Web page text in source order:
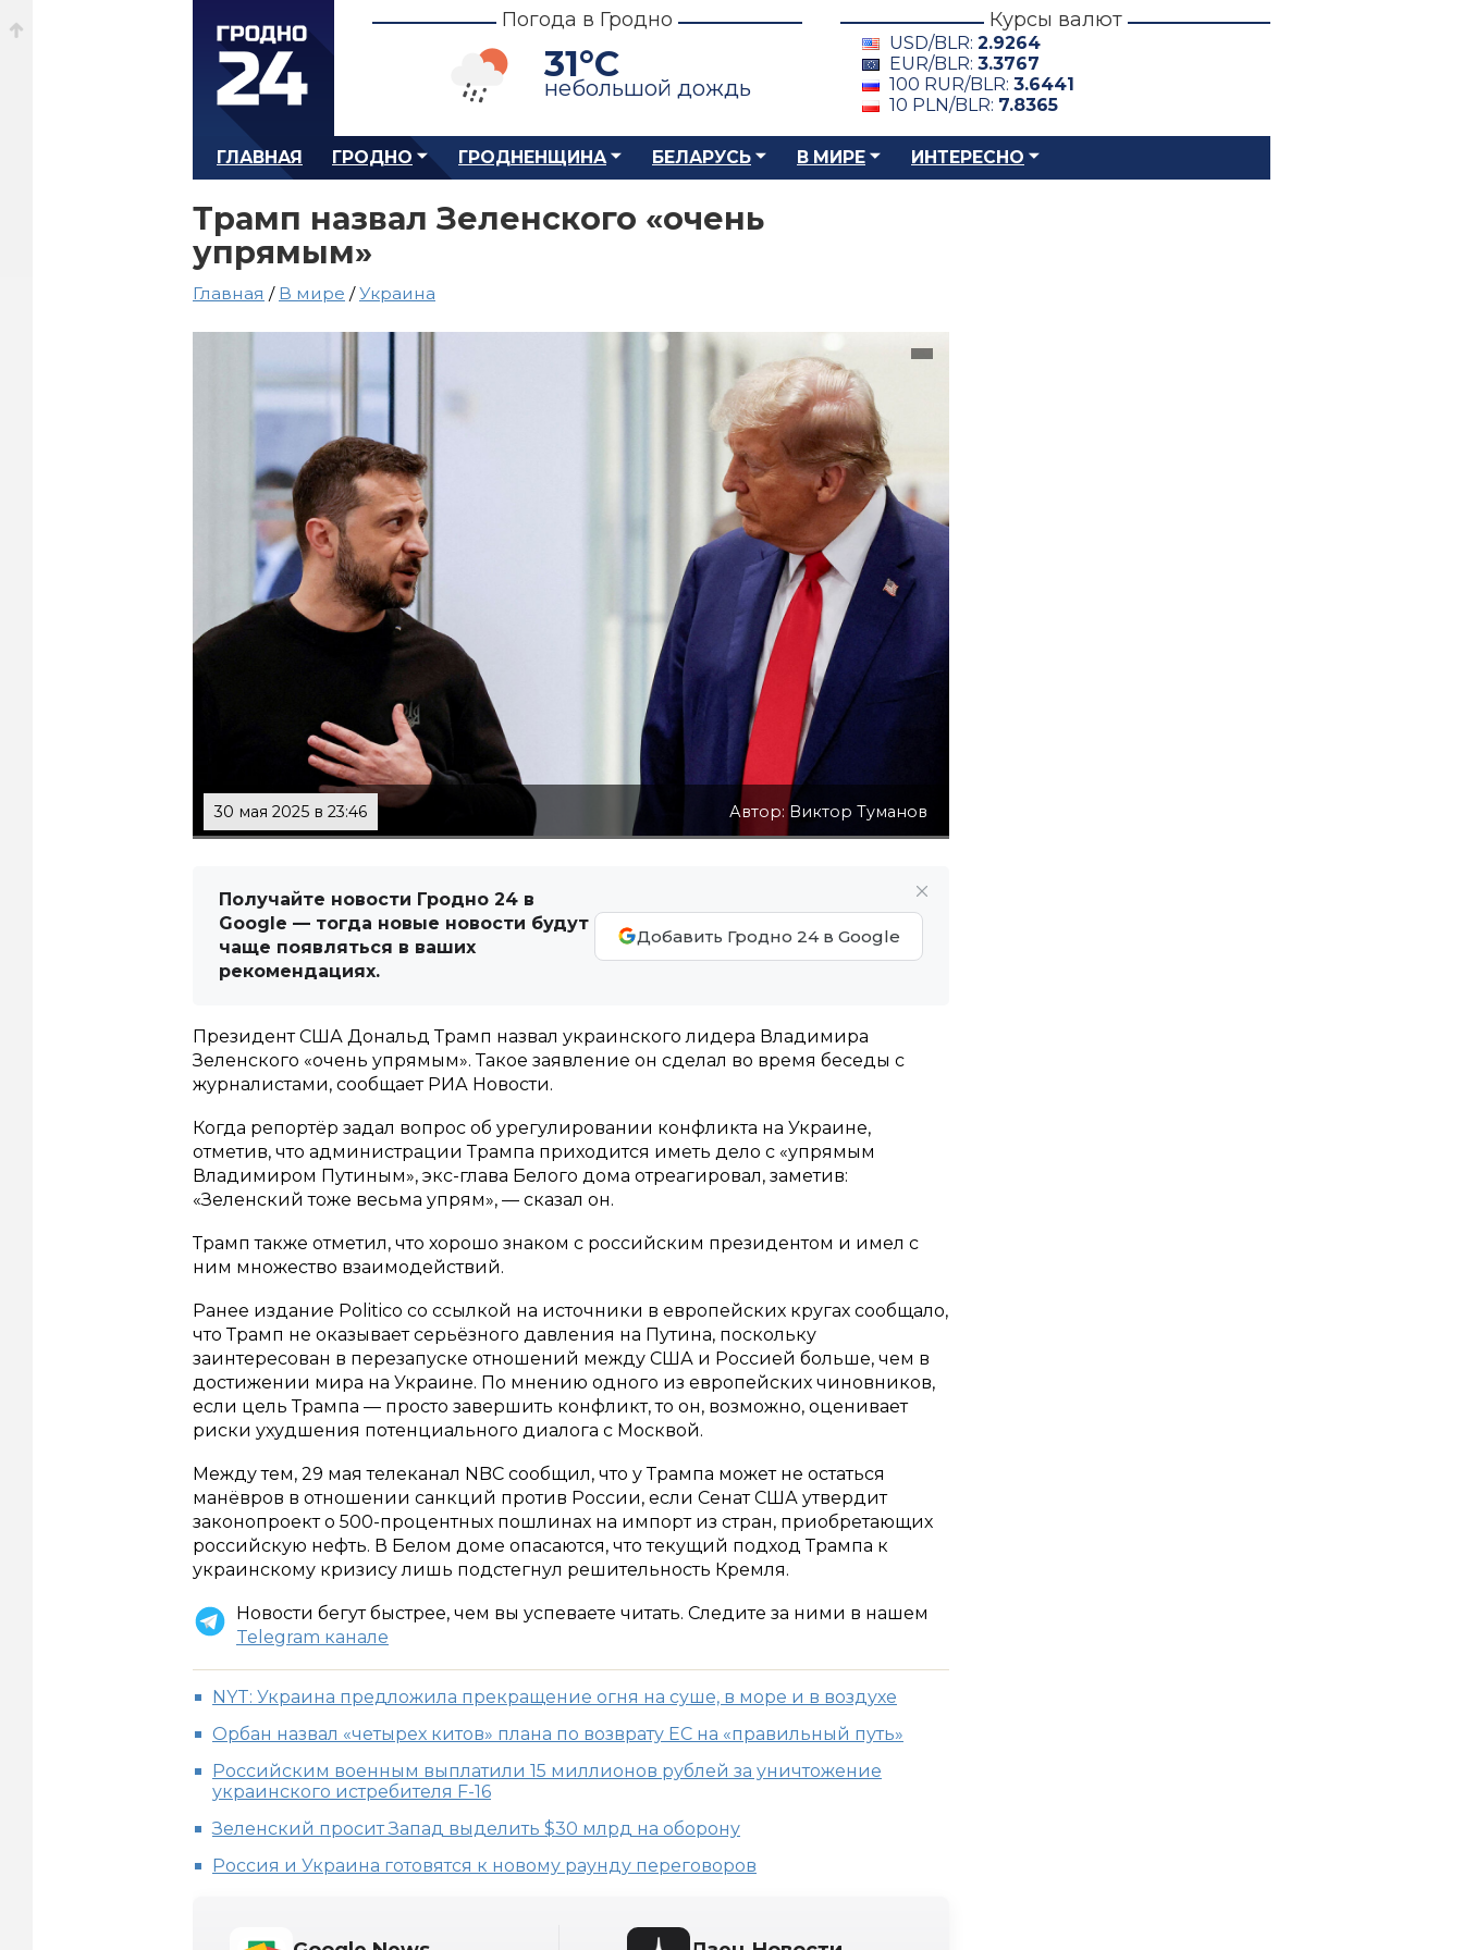
Погода в Гродно
31°C
небольшой дождь
Курсы валют
USD/BLR: 2.9264
EUR/BLR: 3.3767
100 RUR/BLR: 3.6441
10 PLN/BLR: 7.8365
ГЛАВНАЯ ГРОДНО ГРОДНЕНЩИНА БЕЛАРУСЬ В МИРЕ ИНТЕРЕСНО
Трамп назвал Зеленского «очень
упрямым»
Главная / В мире /Украина
30 мая 2025 в 23:46 Автор: Виктор Туманов
Получайте новости Гродно 24 в
Google — тогда новые новости будут
чаще появляться в ваших
рекомендациях.
Добавить Гродно 24 в Google
Президент США Дональд Трамп назвал украинского лидера Владимира
Зеленского «очень упрямым». Такое заявление он сделал во время беседы с
журналистами, сообщает РИА Новости.
Когда репортёр задал вопрос об урегулировании конфликта на Украине,
отметив, что администрации Трампа приходится иметь дело с «упрямым
Владимиром Путиным», экс-глава Белого дома отреагировал, заметив:
«Зеленский тоже весьма упрям», — сказал он.
Трамп также отметил, что хорошо знаком с российским президентом и имел с
ним множество взаимодействий.
Ранее издание Politico со ссылкой на источники в европейских кругах сообщало,
что Трамп не оказывает серьёзного давления на Путина, поскольку
заинтересован в перезапуске отношений между США и Россией больше, чем в
достижении мира на Украине. По мнению одного из европейских чиновников,
если цель Трампа — просто завершить конфликт, то он, возможно, оценивает
риски ухудшения потенциального диалога с Москвой.
Между тем, 29 мая телеканал NBC сообщил, что у Трампа может не остаться
манёвров в отношении санкций против России, если Сенат США утвердит
законопроект о 500-процентных пошлинах на импорт из стран, приобретающих
российскую нефть. В Белом доме опасаются, что текущий подход Трампа к
украинскому кризису лишь подстегнул решительность Кремля.
Новости бегут быстрее, чем вы успеваете читать. Следите за ними в нашем
Telegram канале
NYT: Украина предложила прекращение огня на суше, в море и в воздухе
Орбан назвал «четырех китов» плана по возврату ЕС на «правильный путь»
Российским военным выплатили 15 миллионов рублей за уничтожение
украинского истребителя F-16
Зеленский просит Запад выделить $30 млрд на оборону
Россия и Украина готовятся к новому раунду переговоров